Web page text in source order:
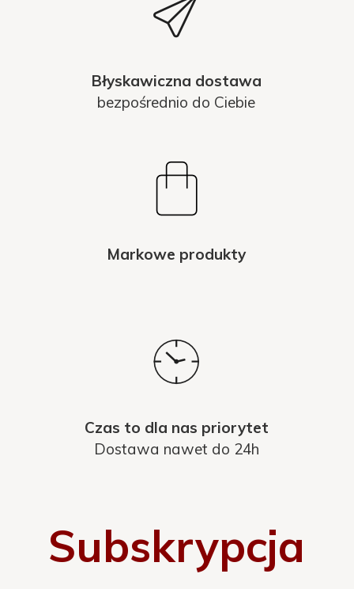
Błyskawiczna dostawa
bezpośrednio do Ciebie
Markowe produkty
Czas to dla nas priorytet
Dostawa nawet do 24h
Subskrypcja